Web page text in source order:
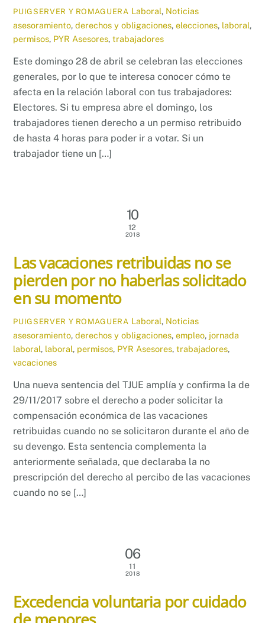
PUIGSERVER Y ROMAGUERA Laboral, Noticias
asesoramiento,derechos y obligaciones,elecciones, laboral,
permisos, PYR Asesores,trabajadores
Este domingo 28 de abril se celebran las elecciones
generales, por lo que te interesa conocer cómo te
afecta en la relación laboral con tus trabajadores:
Electores. Si tu empresa abre el domingo, los
trabajadores tienen derecho a un permiso retribuido
de hasta 4 horas para poder ir a votar. Si un
trabajador tiene un […]
10
12
2018
Las vacaciones retribuidas no se
pierden por no haberlas solicitado
en su momento
PUIGSERVER Y ROMAGUERA Laboral, Noticias
asesoramiento,derechos y obligaciones,empleo, jornada
laboral, laboral, permisos, PYR Asesores,trabajadores,
vacaciones
Una nueva sentencia del TJUE amplía y confirma la de
29/11/2017 sobre el derecho a poder solicitar la
compensación económica de las vacaciones
retribuidas cuando no se solicitaron durante el año de
su devengo. Esta sentencia complementa la
anteriormente señalada, que declaraba la no
prescripción del derecho al percibo de las vacaciones
cuando no se […]
06
11
2018
Excedencia voluntaria por cuidado